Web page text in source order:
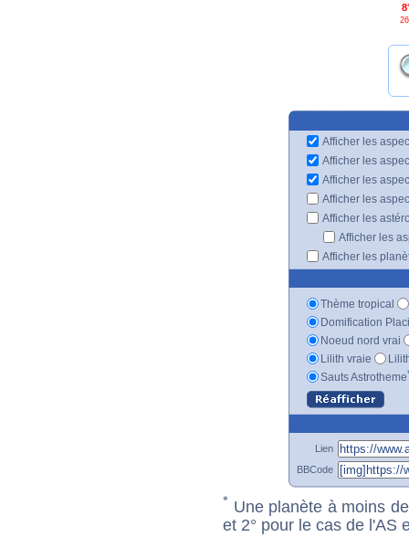
Afficher les
Afficher les
Afficher les
Afficher les
Afficher les
Afficher les
Afficher les
Thème tropical
Domification
Noeud nord vrai
Lilith vraie
Sauts Astrotheme
Lien
BBCode
* Une planète à moins
et 2° pour le cas de l'AS